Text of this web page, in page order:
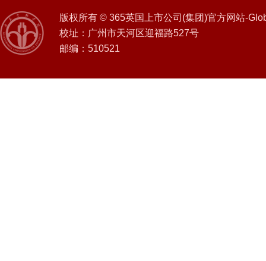
版权所有 © 365英国上市公司(集团)官方网站-
校址：广州市天河区迎福路527号
邮编：510521